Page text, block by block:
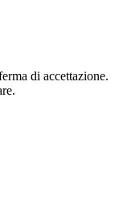
di accettazione.